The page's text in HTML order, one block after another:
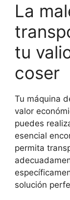
La
tu
coser
Tu máquina
valor
puedes
esencial
permita
solución